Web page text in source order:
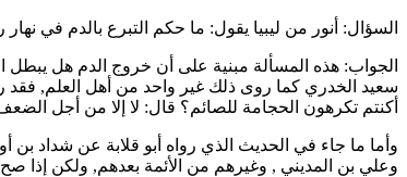
السؤال: أنور من ليبيا يقول: ما حكم التبرع بالدم في
الجواب: هذه المسألة مبنية على أن خروج الدم هل يبطل
سعيد الخدري كما روى ذلك غير واحد من أهل العلم, فقد
أكنتم تكرهون الحجامة للصائم؟ قال: لا إلا من أجل
وأما ما جاء في الحديث الذي رواه أبو قلابة عن شداد بن
وعلي بن المديني , وغيرهم من الأئمة بعدهم, ولكن إذا